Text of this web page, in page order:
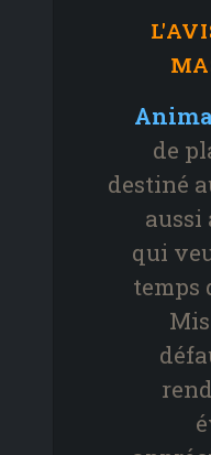
de
destiné
aussi
qui
temps